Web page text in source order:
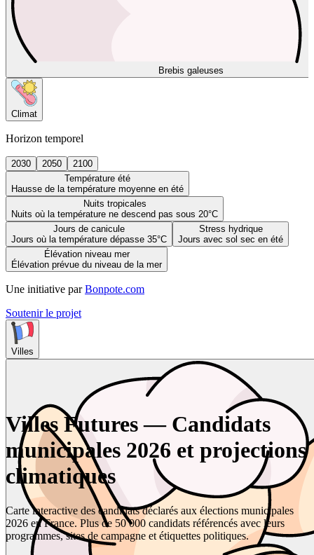
Brebis galeuses
Climat
Horizon temporel
2030 2050
2100
Température été
Hausse de la température moyenne en été
Nuits tropicales
Nuits où la température ne descend pas sous 20°C
Jours de canicule
Jours où la température dépasse 35°C
Stress hydrique
Jours avec sol sec en été
Élévation niveau mer
Élévation prévue du niveau de la mer
Une initiative par Bonpote.com
Soutenir le projet
Villes
Villes Futures — Candidats
municipales 2026 et projections
climatiques
Carte interactive des candidats déclarés aux élections municipales
2026 en France. Plus de 50 000 candidats référencés avec leurs
programmes, sites de campagne et étiquettes politiques.